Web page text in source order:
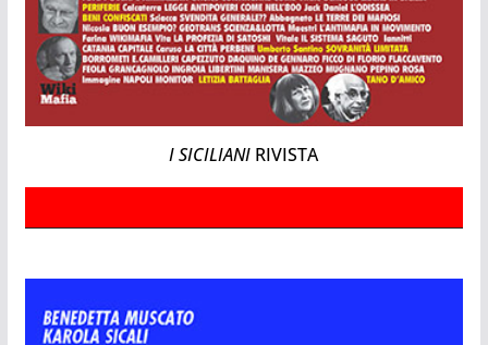
I SICILIANI RIVISTA